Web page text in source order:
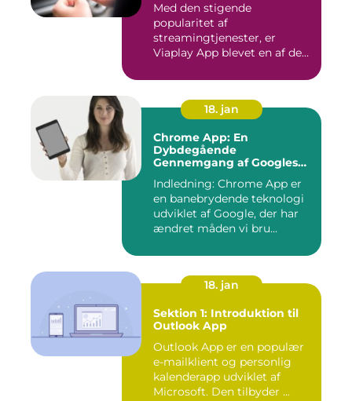
Med den stigende
popularitet af
streamingtjenester, er
Viaplay App blevet en af de
18. jan
Chrome App: En
Dybdegående
Gennemgang af Googles
applikationer
Indledning: Chrome App er
en banebrydende teknologi
udviklet af Google, der har
ændret måden vi bru...
18. jan
Sektion 1: Introduktion til
Outlook App
Outlook App er en populær
e-mailklient og personlig
kalenderapp udviklet af
Microsoft. Den tilbyder ...